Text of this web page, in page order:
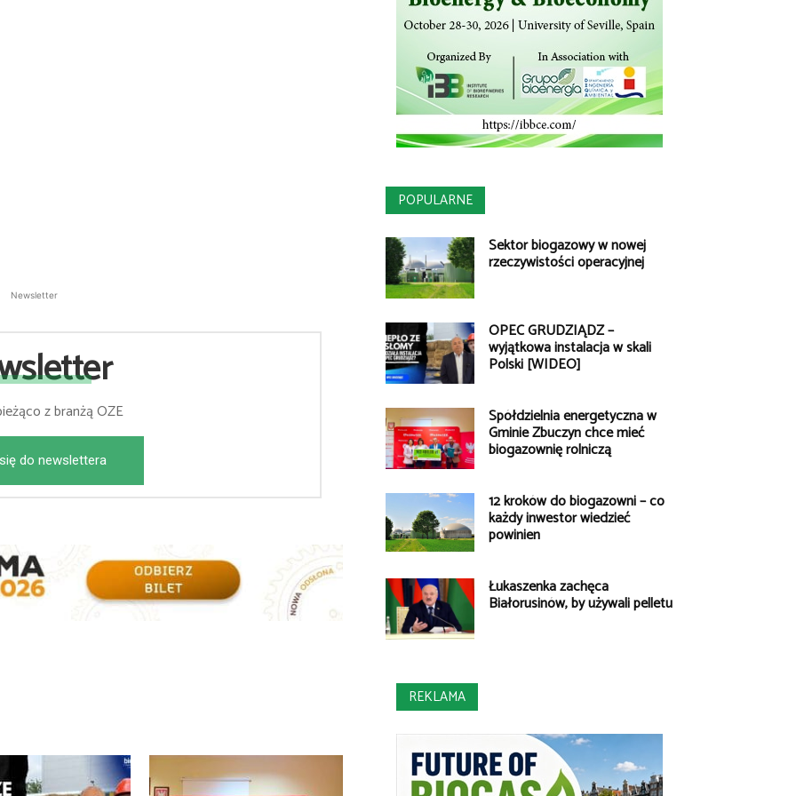
Newsletter
z branżą OZE
do newslettera
POPULARNE
Sektor biogazowy w nowej
rzeczywistości operacyjnej
OPEC GRUDZIĄDZ –
wyjątkowa instalacja w skali
Polski [WIDEO]
Spółdzielnia energetyczna w
Gminie Zbuczyn chce mieć
biogazownię rolniczą
12 kroków do biogazowni – co
każdy inwestor wiedzieć
powinien
Łukaszenka zachęca
Białorusinów, by używali pelletu
REKLAMA